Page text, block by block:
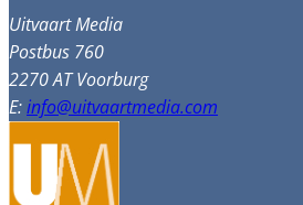
Uitvaart Media
Postbus 760
2270 AT Voorburg
E:info@uitvaartmedia.com